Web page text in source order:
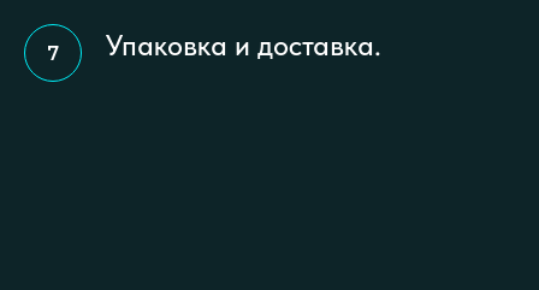
Упаковка и доставка.